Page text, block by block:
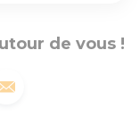
de vous !